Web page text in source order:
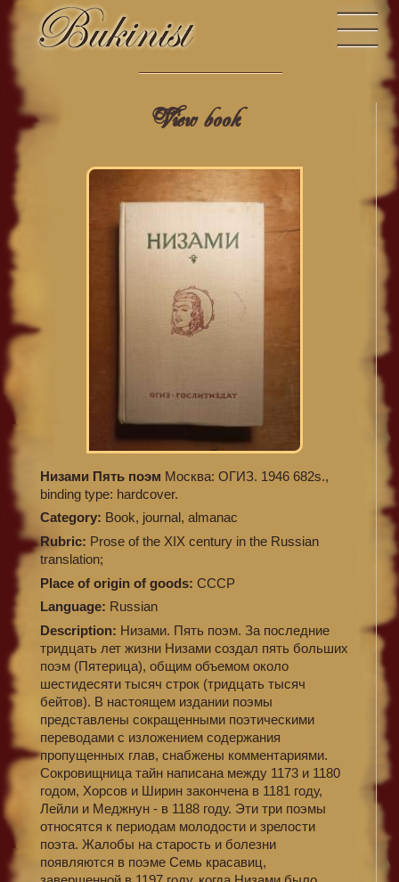
View book
Низами Пять поэм Москва: ОГИЗ. 1946 682s.,
binding type: hardcover.
Category: Book, journal, almanac
Rubric: Prose of the XIX century in the Russian
translation;
Place of origin of goods: СССР
Language: Russian
Description: Низами. Пять поэм. За последние
тридцать лет жизни Низами создал пять больших
поэм (Пятерица), общим объемом около
шестидесяти тысяч строк (тридцать тысяч
бейтов). В настоящем издании поэмы
представлены сокращенными поэтическими
переводами с изложением содержания
пропущенных глав, снабжены комментариями.
Сокровищница тайн написана между 1173 и 1180
годом, Хорсов и Ширин закончена в 1181 году,
Лейли и Меджнун - в 1188 году. Эти три поэмы
относятся к периодам молодости и зрелости
поэта. Жалобы на старость и болезни
появляются в поэме Семь красавиц,